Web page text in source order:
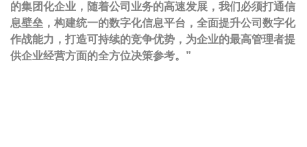
的集团化企业，随着公司业务的高速发展，我们必须打通信
息壁垒，构建统一的数字化信息平台，全面提升公司数字化
作战能力，打造可持续的竞争优势，为企业的最高管理者提
供企业经营方面的全方位决策参考。”